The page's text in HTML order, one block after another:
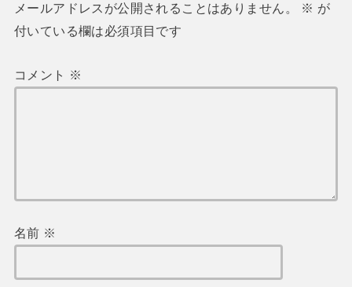
メールアドレスが公開されることはありません。 ※ が
付いている欄は必須項目です
コメント ※
名前 ※